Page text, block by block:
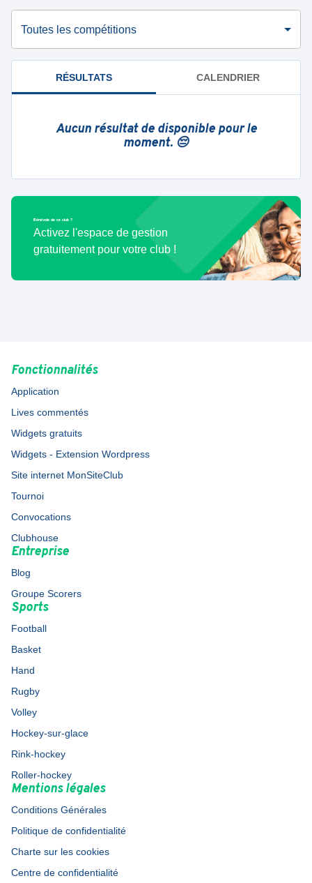
Toutes les compétitions
RÉSULTATS CALENDRIER
Aucun résultat de disponible pour le
moment. 😔
Bénévole de ce club ?
Activez l'espace de gestion
gratuitement pour votre club !
Fonctionnalités
Application
Lives commentés
Widgets gratuits
Widgets - Extension Wordpress
Site internet MonSiteClub
Tournoi
Convocations
Clubhouse
Entreprise
Blog
Groupe Scorers
Sports
Football
Basket
Hand
Rugby
Volley
Hockey-sur-glace
Rink-hockey
Roller-hockey
Mentions légales
Conditions Générales
Politique de confidentialité
Charte sur les cookies
Centre de confidentialité